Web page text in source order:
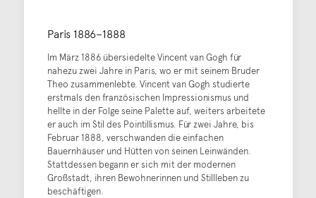
Paris 1886–1888
Im März 1886 übersiedelte Vincent van Gogh für
nahezu zwei Jahre in Paris, wo er mit seinem Bruder
Theo zusammenlebte. Vincent van Gogh studierte
erstmals den französischen Impressionismus und
hellte in der Folge seine Palette auf, weiters arbeitete
er auch im Stil des Pointillismus. Für zwei Jahre, bis
Februar 1888, verschwanden die einfachen
Bauernhäuser und Hütten von seinen Leinwänden.
Stattdessen begann er sich mit der modernen
Großstadt, ihren Bewohnerinnen und Stillleben zu
beschäftigen.